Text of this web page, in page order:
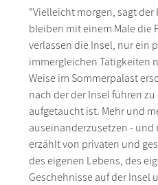
"Vielleicht morgen, sagt
bleiben mit einem Male die
verlassen die Insel, nur ein
immergleichen Tätigkeiten
Weise im Sommerpalast
nach der der Insel führen
aufgetaucht ist. Mehr und
auseinanderzusetzen - und
erzählt von privaten und
des eigenen Lebens, des
Geschehnisse auf der